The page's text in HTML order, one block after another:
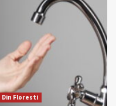
Din Floresti